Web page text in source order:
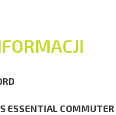
ESSENTIAL COMMUTER